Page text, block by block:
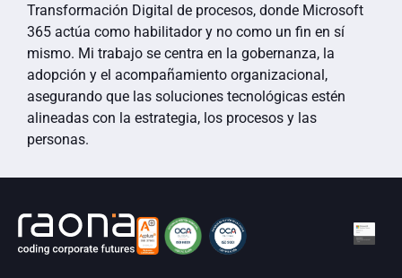
Transformación Digital de procesos, donde Microsoft
365 actúa como habilitador y no como un fin en sí
mismo. Mi trabajo se centra en la gobernanza, la
adopción y el acompañamiento organizacional,
asegurando que las soluciones tecnológicas estén
alineadas con la estrategia, los procesos y las
personas.